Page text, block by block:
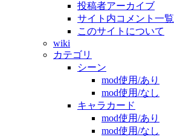
投稿者アーカイブ
サイト内コメント一覧
このサイトについて
wiki
カテゴリ
シーン
mod使用/あり
mod使用/なし
キャラカード
mod使用/あり
mod使用/なし